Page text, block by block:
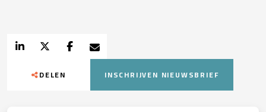
DELEN INSCHRIJVEN NIEUWSBRIEF